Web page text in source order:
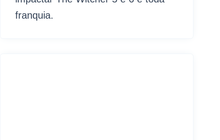
franquia.